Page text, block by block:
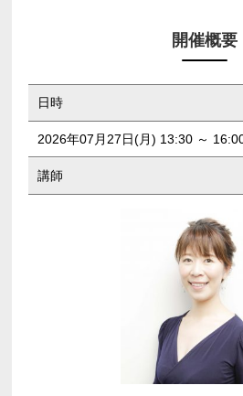
開催概要
日時
2026年07月27日(月) 13:30 ～
講師